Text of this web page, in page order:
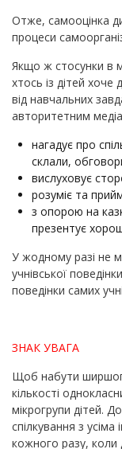
Отже, самооцінка
процеси
Якщо ж стосунки в
хтось із дітей хоче
від навчальних
авторитетним
нагадує про
склали,
вислуховує
розуміє та
з опорою на
презентує
У жодному разі не
учнівської
поведінки самих
ЗНАК УВАГА
Щоб набути
кількості
мікрогрупи дітей.
спілкування з
кожного разу, коли